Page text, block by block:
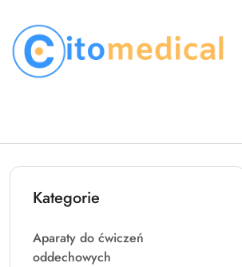
Kategorie
Aparaty do ćwiczeń
oddechowych